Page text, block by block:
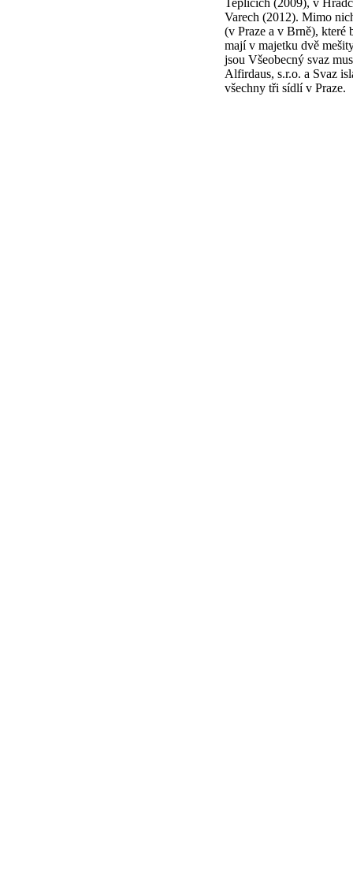
Teplicích (2009), v
Varech (2012). Mimo
(v Praze a v Brně), které
mají v majetku dvě
jsou Všeobecný svaz
Alfirdaus, s.r.o. a Svaz
všechny tři sídlí v Praze.